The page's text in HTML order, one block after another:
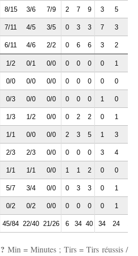
8/15 3/6 7/9 2 7 9 3 5
7/11 4/5 3/5 0 3 3 7 3
6/11 4/6 2/2 0 6 6 3 2
1/2 0/1 0/0 0 0 0 0 1
0/0 0/0 0/0 0 0 0 0 0
0/3 0/0 0/0 0 0 0 1 0
1/3 1/2 0/0 0 2 2 0 1
1/1 0/0 0/0 2 3 5 1 3
2/3 2/3 0/0 0 0 0 3 4
1/1 1/1 0/0 1 1 2 0 0
5/7 3/4 0/0 0 3 3 0 1
0/2 0/2 0/0 0 0 0 0 1
45/84 22/40 21/26 6 34 40 34 24
Min = Minutes ; Tirs = Tirs réussis /